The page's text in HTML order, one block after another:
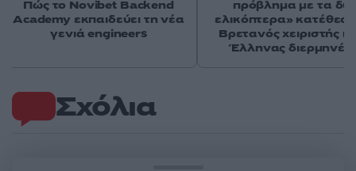
Σχόλια
Πώς το Novibet Backend
Academy εκπαιδεύει τη νέα
γενιά engineers
πρόβλημα με τα
ελικόπτερα»
Βρετανός χειριστής
Έλληνας